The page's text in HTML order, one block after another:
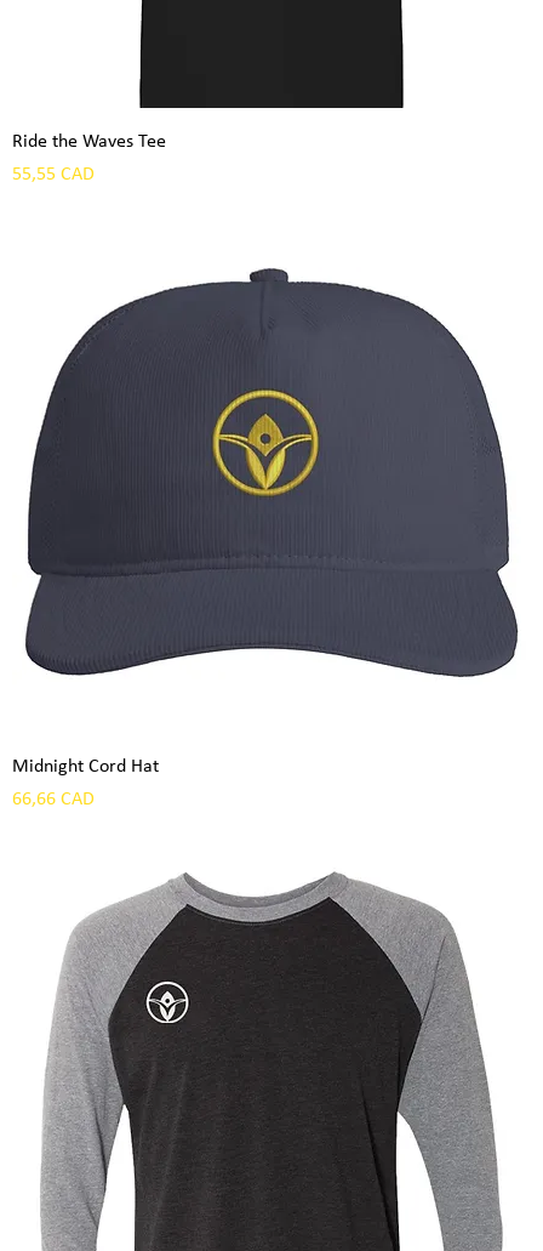
Ride the Waves Tee
Precio
55,55 CAD
Midnight Cord Hat
Precio
66,66 CAD